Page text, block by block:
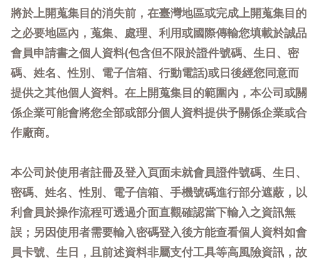
將於上開蒐集目的消失前，在臺灣地區或完成上開蒐集目的
之必要地區內，蒐集、處理、利用或國際傳輸您填載於誠品
會員申請書之個人資料(包含但不限於證件號碼、生日、密
碼、姓名、性別、電子信箱、行動電話)或日後經您同意而
提供之其他個人資料。在上開蒐集目的範圍內，本公司或關
係企業可能會將您全部或部分個人資料提供予關係企業或合
作廠商。
本公司於使用者註冊及登入頁面未就會員證件號碼、生日、
密碼、姓名、性別、電子信箱、手機號碼進行部分遮蔽，以
利會員於操作流程可透過介面直觀確認當下輸入之資訊無
誤；另因使用者需要輸入密碼登入後方能查看個人資料如會
員卡號、生日，且前述資料非屬支付工具等高風險資訊，故